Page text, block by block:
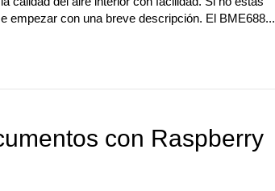
empezar con una breve descripción. El BME688...
con Raspberry